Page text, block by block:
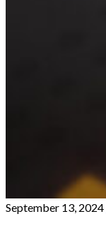
September 13, 2024